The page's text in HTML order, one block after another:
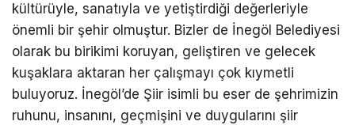
kültürüyle, sanatıyla ve yetiştirdiği değerleriyle
önemli bir şehir olmuştur. Bizler de İnegöl Belediyesi
olarak bu birikimi koruyan, geliştiren ve gelecek
kuşaklara aktaran her çalışmayı çok kıymetli
buluyoruz. İnegöl’de Şiir isimli bu eser de şehrimizin
ruhunu, insanını, geçmişini ve duygularını şiir